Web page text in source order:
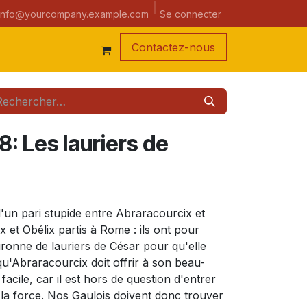
Se connecter
Contactez-nous
Les lauriers de
pari stupide entre Abraracourcix et
et Obélix partis à Rome : ils ont pour
de lauriers de César pour qu'elle
doit offrir à son beau-
car il est hors de question d'entrer
force. Nos Gaulois doivent donc trouver